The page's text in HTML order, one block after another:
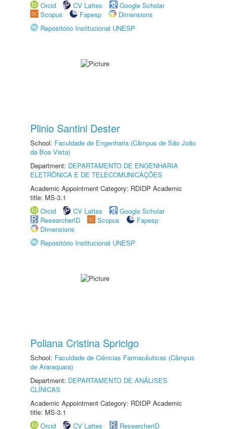
Orcid
CV Lattes
Google Scholar
Scopus
Fapesp
Dimensions
Repositório Institucional UNESP
Plinio Santini Dester
School: Faculdade de Engenharia (Câmpus de São João
da Boa Vista)
Department: DEPARTAMENTO DE ENGENHARIA
ELETRÔNICA E DE TELECOMUNICAÇÕES
Academic Appointment Category: RDIDP Academic
title: MS-3.1
Orcid
CV Lattes
Google Scholar
ResearcherID
Scopus
Fapesp
Dimensions
Repositório Institucional UNESP
Poliana Cristina Spricigo
School: Faculdade de Ciências Farmacêuticas (Câmpus
de Araraquara)
Department: DEPARTAMENTO DE ANÁLISES
CLÍNICAS
Academic Appointment Category: RDIDP Academic
title: MS-3.1
Orcid
CV Lattes ResearcherID